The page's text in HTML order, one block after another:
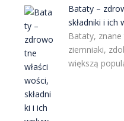
Bataty –
składniki i ich
Bataty, znane
ziemniaki,
większą